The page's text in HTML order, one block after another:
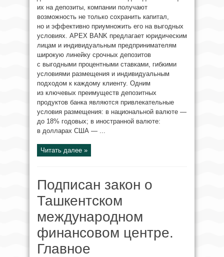
их на депозиты, компании получают
возможность не только сохранить капитал,
но и эффективно приумножить его на выгодных
условиях. APEX BANK предлагает юридическим
лицам и индивидуальным предпринимателям
широкую линейку срочных депозитов
с выгодными процентными ставками, гибкими
условиями размещения и индивидуальным
подходом к каждому клиенту. Одним
из ключевых преимуществ депозитных
продуктов банка являются привлекательные
условия размещения: в национальной валюте —
до 18% годовых; в иностранной валюте:
в долларах США — ...
Читать далее »
Подписан закон о
Ташкентском
международном
финансовом центре.
Главное